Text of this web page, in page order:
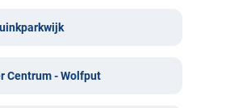
Centrum - Wolfput